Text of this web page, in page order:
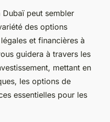
peut sembler
des options
et financières à
guidera à travers les
mettant en
les options de
essentielles pour les